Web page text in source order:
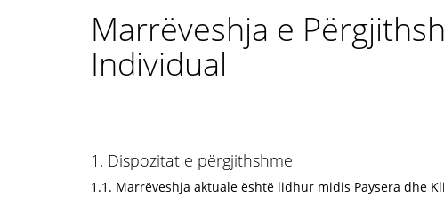
Marrëveshja e
Individual
1. Dispozitat e përgjithshme
1.1. Marrëveshja aktuale është lidhur midis Paysera dhe